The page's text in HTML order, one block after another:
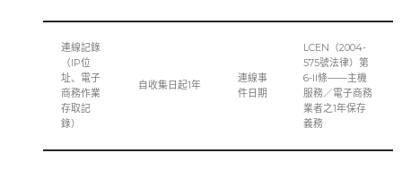
連線記錄
（IP位
址、電子
商務作業
存取記
錄）
自收集日起1年
連線事
件日期
LCEN（2004-
575號法律）第
6-II條——主機
服務／電子商務
業者之1年保存
義務